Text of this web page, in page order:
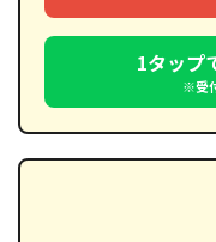
1タップ
※受